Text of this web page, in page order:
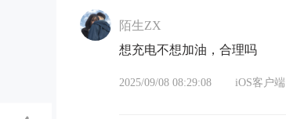
陌生ZX
想充电不想加油，合理吗
2025/09/08 08:29:08 iOS客户端